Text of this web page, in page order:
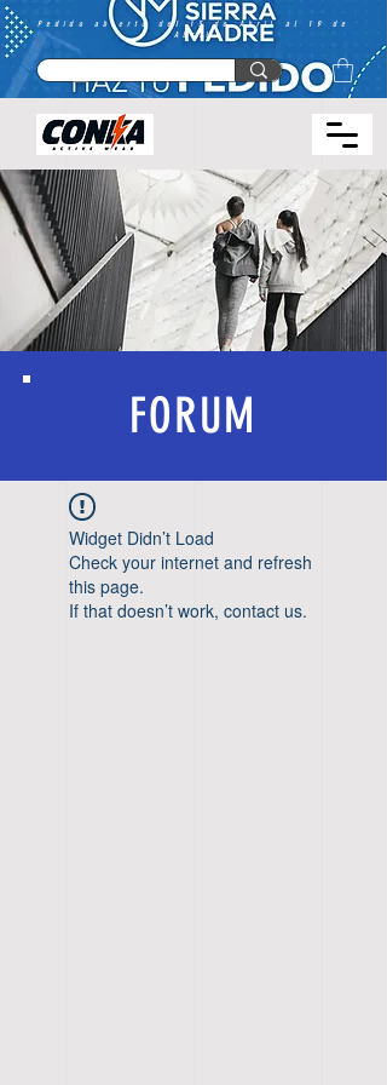
Pedido abierto del 15 de Abril al 19 de
Abril
FORUM
Widget Didn’t Load
Check your internet and refresh
this page.
If that doesn’t work, contact us.